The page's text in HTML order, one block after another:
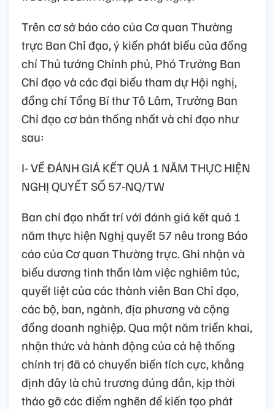
Trên cơ sở báo cáo của Cơ quan Thường
trực Ban Chỉ đạo, ý kiến phát biểu của đồng
chí Thủ tướng Chính phủ, Phó Trưởng Ban
Chỉ đạo và các đại biểu tham dự Hội nghị,
đồng chí Tổng Bí thư Tô Lâm, Trưởng Ban
Chỉ đạo cơ bản thống nhất và chỉ đạo như
sau:
I- VỀ ĐÁNH GIÁ KẾT QUẢ 1 NĂM THỰC HIỆN
NGHỊ QUYẾT SỐ 57-NQ/TW
Ban chỉ đạo nhất trí với đánh giá kết quả 1
năm thực hiện Nghị quyết 57 nêu trong Báo
cáo của Cơ quan Thường trực. Ghi nhận và
biểu dương tinh thần làm việc nghiêm túc,
quyết liệt của các thành viên Ban Chỉ đạo,
các bộ, ban, ngành, địa phương và cộng
đồng doanh nghiệp. Qua một năm triển khai,
nhận thức và hành động của cả hệ thống
chính trị đã có chuyển biến tích cực, khẳng
định đây là chủ trương đúng đắn, kịp thời
tháo gỡ các điểm nghẽn để kiến tạo phát